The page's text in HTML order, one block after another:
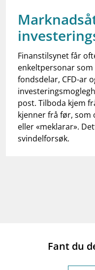
notifications_noneAbonner på
Finanstilsynet får
enkeltpersonar
fondsdelar, CFD-ar
post. Tilboda kjem
kjenner frå før, som
eller «meklarar».
svindelforsøk.
Fant du